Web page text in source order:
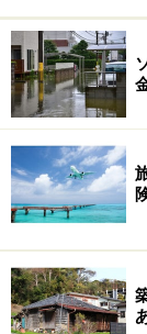
各社の火災保
などについて
解説します。
火災保険
火災保険及び
負担が続いて
改定及び予定